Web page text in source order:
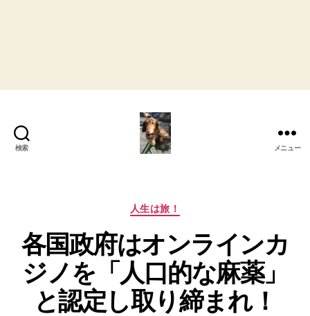
検索
さ
や
き！
メニュー
カ
ゴ
リ
ー
人生は旅！
各国政府はオンラインカ
ジノを「人口的な麻薬」
と認定し取り締まれ！